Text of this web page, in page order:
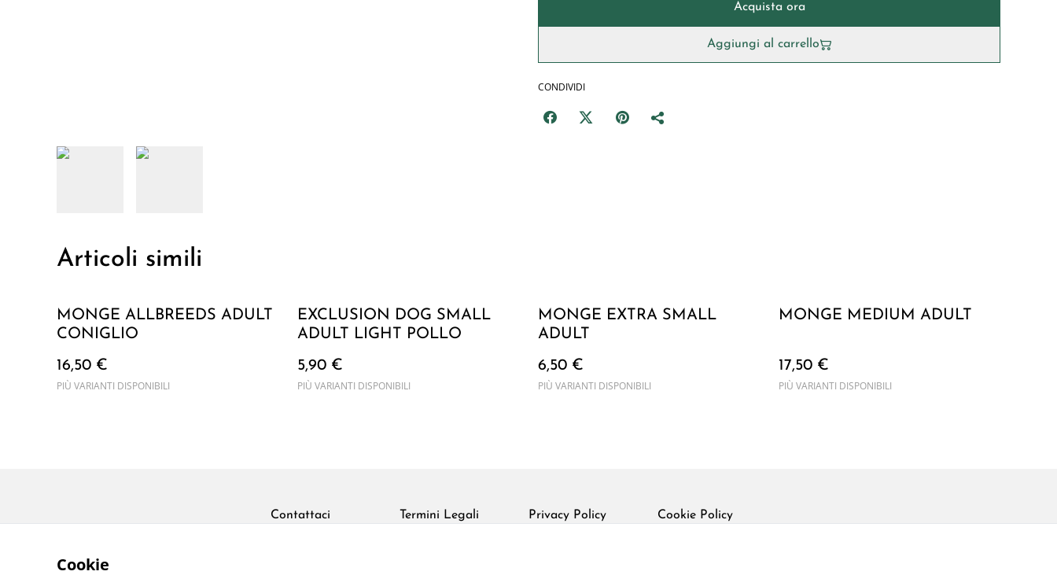
Acquista ora
Aggiungi al carrello
CONDIVIDI
Articoli simili
MONGE ALLBREEDS ADULT
CONIGLIO
16,50 €
PIÙ VARIANTI DISPONIBILI
EXCLUSION DOG SMALL
ADULT LIGHT POLLO
5,90 €
PIÙ VARIANTI DISPONIBILI
MONGE EXTRA SMALL
ADULT
6,50 €
PIÙ VARIANTI DISPONIBILI
MONGE MEDIUM ADULT
17,50 €
PIÙ VARIANTI DISPONIBILI
Contattaci Termini Legali Privacy Policy Cookie Policy
Cookie